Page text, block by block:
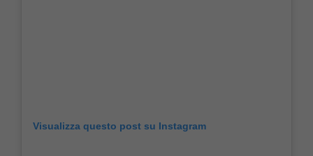
Visualizza questo post su Instagram